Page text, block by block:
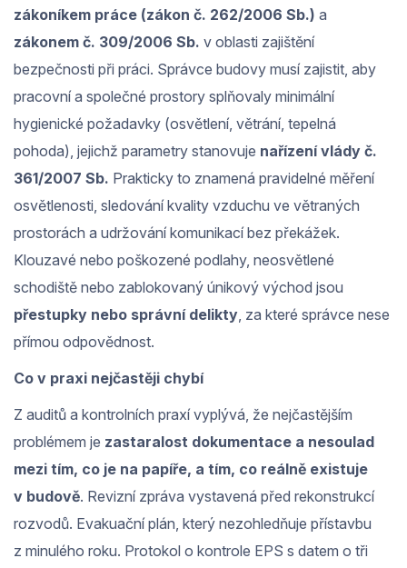
zákoníkem práce (zákon č. 262/2006 Sb.) a
zákonem č. 309/2006 Sb. v oblasti zajištění
bezpečnosti při práci. Správce budovy musí zajistit, aby
pracovní a společné prostory splňovaly minimální
hygienické požadavky (osvětlení, větrání, tepelná
pohoda), jejichž parametry stanovuje nařízení vlády č.
361/2007 Sb. Prakticky to znamená pravidelné měření
osvětlenosti, sledování kvality vzduchu ve větraných
prostorách a udržování komunikací bez překážek.
Klouzavé nebo poškozené podlahy, neosvětlené
schodiště nebo zablokovaný únikový východ jsou
přestupky nebo správní delikty, za které správce nese
přímou odpovědnost.
Co v praxi nejčastěji chybí
Z auditů a kontrolních praxí vyplývá, že nejčastějším
problémem je zastaralost dokumentace a nesoulad
mezi tím, co je na papíře, a tím, co reálně existuje
v budově. Revizní zpráva vystavená před rekonstrukcí
rozvodů. Evakuační plán, který nezohledňuje přístavbu
z minulého roku. Protokol o kontrole EPS s datem o tři